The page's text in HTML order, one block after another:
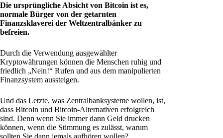
Die ursprüngliche Absicht von Bitcoin ist es,
normale Bürger von der getarnten
Finanzsklaverei der Weltzentralbänker zu
befreien.
Durch die Verwendung ausgewählter
Kryptowährungen können die Menschen ruhig und
friedlich „Nein!“ Rufen und aus dem manipulierten
Finanzsystem aussteigen.
Und das Letzte, was Zentralbanksysteme wollen, ist,
dass Bitcoin und Bitcoin-Alternativen erfolgreich
sind. Denn wenn Sie immer dann Geld drucken
können, wenn die Stimmung es zulässt, warum
sollten Sie dann jemals aufhören wollen?